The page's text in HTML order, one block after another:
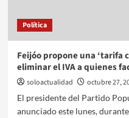
Política
Feijóo propone una ‘tarifa
eliminar el IVA a quienes
soloactualidad octubre 27,
El presidente del Partido
anunciado este lunes,